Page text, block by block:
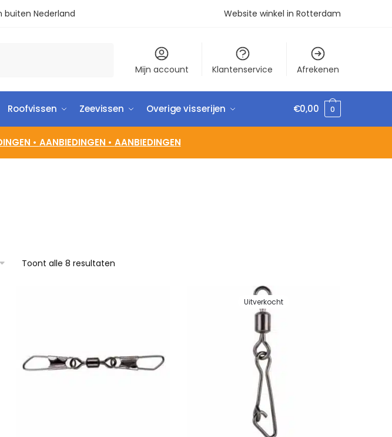
buiten Nederland Website winkel in Rotterdam
Mijn account Klantenservice Afrekenen
Roofvissen Zeevissen Overige visserijen €0,00 0
• AANBIEDINGEN • AANBIEDINGEN
Toont alle 8 resultaten
Uitverkocht